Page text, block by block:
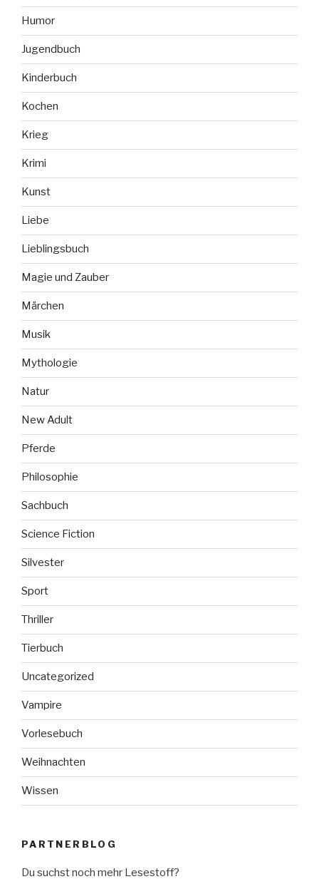
Humor
Jugendbuch
Kinderbuch
Kochen
Krieg
Krimi
Kunst
Liebe
Lieblingsbuch
Magie und Zauber
Märchen
Musik
Mythologie
Natur
New Adult
Pferde
Philosophie
Sachbuch
Science Fiction
Silvester
Sport
Thriller
Tierbuch
Uncategorized
Vampire
Vorlesebuch
Weihnachten
Wissen
PARTNERBLOG
Du suchst noch mehr Lesestoff?